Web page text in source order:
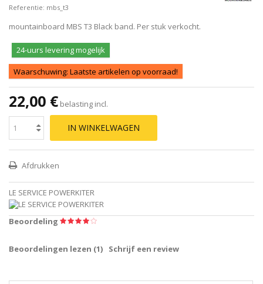
Referentie: mbs_t3
mountainboard MBS T3 Black band. Per stuk verkocht.
24-uurs levering mogelijk
Waarschuwing: Laatste artikelen op voorraad!
22,00 € belasting incl.
IN WINKELWAGEN
Afdrukken
LE SERVICE POWERKITER
Beoordeling
Beoordelingen lezen (1) Schrijf een review